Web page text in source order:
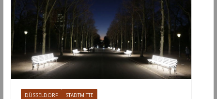
DÜSSELDORF STADTMITTE